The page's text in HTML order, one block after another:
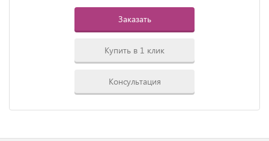
Заказать
Купить в 1 клик
Консультация